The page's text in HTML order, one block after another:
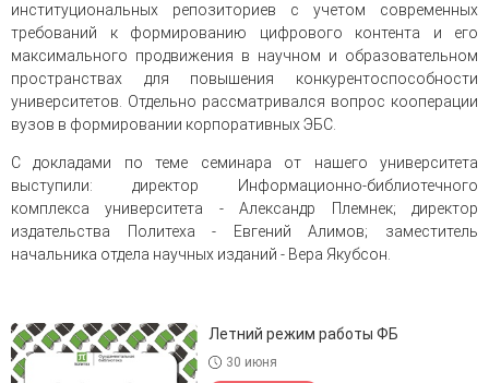
институциональных репозиториев с учетом современных
требований к формированию цифрового контента и его
максимального продвижения в научном и образовательном
пространствах для повышения конкурентоспособности
университетов. Отдельно рассматривался вопрос кооперации
вузов в формировании корпоративных ЭБС.
С докладами по теме семинара от нашего университета
выступили: директор Информационно-библиотечного
комплекса университета - Александр Племнек; директор
издательства Политеха - Евгений Алимов; заместитель
начальника отдела научных изданий - Вера Якубсон.
Летний режим работы ФБ
30 июня